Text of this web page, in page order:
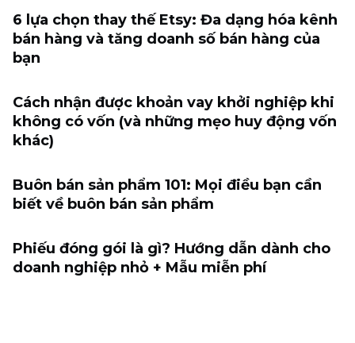
6 lựa chọn thay thế Etsy: Đa dạng hóa kênh
bán hàng và tăng doanh số bán hàng của
bạn
Cách nhận được khoản vay khởi nghiệp khi
không có vốn (và những mẹo huy động vốn
khác)
Buôn bán sản phẩm 101: Mọi điều bạn cần
biết về buôn bán sản phẩm
Phiếu đóng gói là gì? Hướng dẫn dành cho
doanh nghiệp nhỏ + Mẫu miễn phí